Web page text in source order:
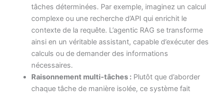
tâches déterminées. Par exemple, imaginez un calcul
complexe ou une recherche d’API qui enrichit le
contexte de la requête. L’agentic RAG se transforme
ainsi en un véritable assistant, capable d’exécuter des
calculs ou de demander des informations
nécessaires.
Raisonnement multi-tâches :Plutôt que d’aborder
chaque tâche de manière isolée, ce système fait